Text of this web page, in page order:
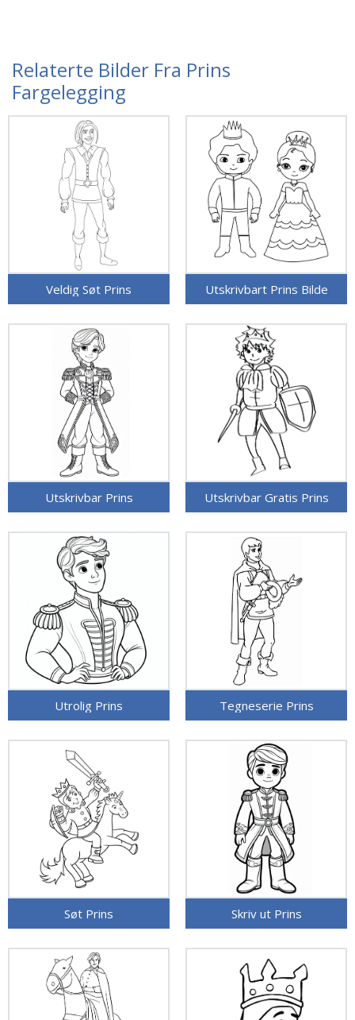
Relaterte Bilder Fra Prins
Fargelegging
Veldig Søt Prins Utskrivbart Prins Bilde
Utskrivbar Prins Utskrivbar Gratis Prins
Utrolig Prins Tegneserie Prins
Søt Prins Skriv ut Prins